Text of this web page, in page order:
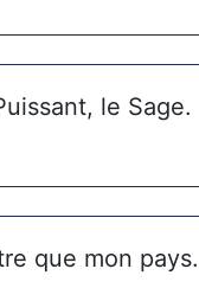
le Sage.
que mon pays.